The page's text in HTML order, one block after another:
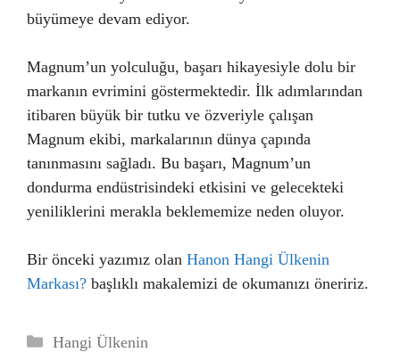
büyümeye devam ediyor.
Magnum’un yolculuğu, başarı hikayesiyle dolu bir
markanın evrimini göstermektedir. İlk adımlarından
itibaren büyük bir tutku ve özveriyle çalışan
Magnum ekibi, markalarının dünya çapında
tanınmasını sağladı. Bu başarı, Magnum’un
dondurma endüstrisindeki etkisini ve gelecekteki
yeniliklerini merakla beklememize neden oluyor.
Bir önceki yazımız olan Hanon Hangi Ülkenin
Markası? başlıklı makalemizi de okumanızı öneririz.
Kategoriler
Hangi Ülkenin